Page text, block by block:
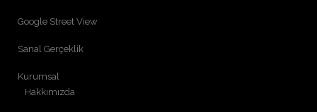
Google Street View
Sanal Gerçeklik
Kurumsal
Hakkımızda